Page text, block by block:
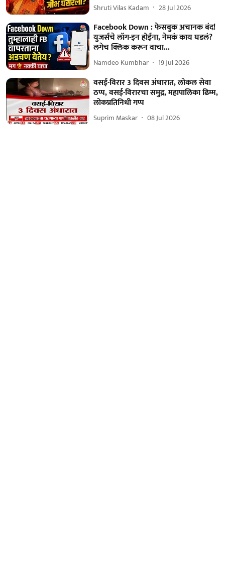
Shruti Vilas Kadam 28 Jul 2026
Facebook Down : फेसबुक अचानक बंद!
युजर्सचे लॉग-इन होईना, नेमकं काय घडलं?
लगेच क्लिक करून वाचा...
Namdeo Kumbhar 19 Jul 2026
वसई-विरार 3 दिवस अंधारात, लोकल सेवा
ठप्प, वसई-विरारचा समुद्र, महापालिका ढिम्म,
लोकप्रतिनिधी गप्प
Suprim Maskar 08 Jul 2026